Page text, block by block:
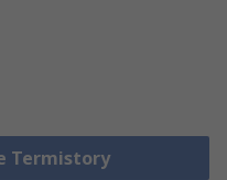
Termistory